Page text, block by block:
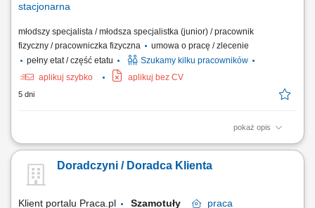
stacjonarna
młodszy specjalista / młodsza specjalistka (junior) / pracownik
fizyczny / pracowniczka fizyczna
umowa o pracę / zlecenie
pełny etat / część etatu
Szukamy kilku pracowników
aplikuj szybko
aplikuj bez CV
5 dni
pokaż opis
Salon Monnari Praca od zaraz Praca dla osób z doświadczeniem i bez
Doradczyni / Doradca Klienta
Klient portalu Praca.pl Szamotuły
praca